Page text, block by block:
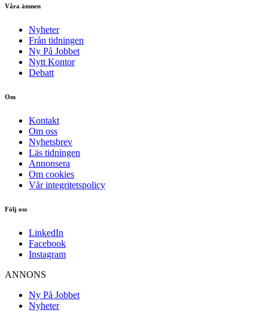
Våra ämnen
Nyheter
Från tidningen
Ny På Jobbet
Nytt Kontor
Debatt
Om
Kontakt
Om oss
Nyhetsbrev
Läs tidningen
Annonsera
Om cookies
Vår integritetspolicy
Följ oss
LinkedIn
Facebook
Instagram
ANNONS
Ny På Jobbet
Nyheter